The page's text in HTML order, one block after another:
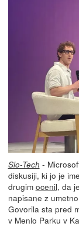
Slo-Tech -
diskusiji, ki jo je
drugim ocenil, da
napisane z
Govorila sta pred
v Menlo Parku v